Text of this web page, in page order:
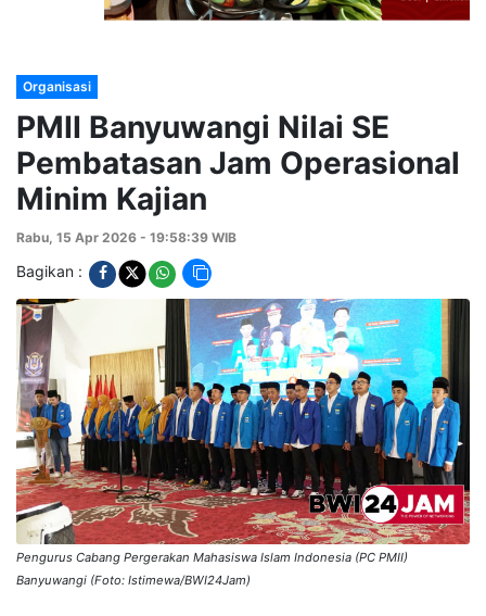
Organisasi
PMII Banyuwangi Nilai SE
Pembatasan Jam Operasional
Minim Kajian
Rabu, 15 Apr 2026 - 19:58:39 WIB
Bagikan :
Pengurus Cabang Pergerakan Mahasiswa Islam Indonesia (PC PMII)
Banyuwangi (Foto: Istimewa/BWI24Jam)